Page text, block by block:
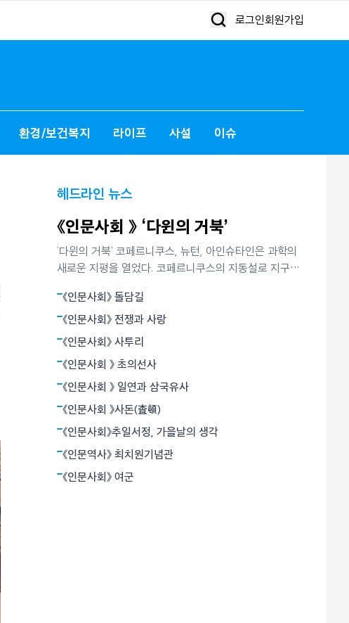
로그인회원가입
환경/보건복지 라이프 사설 이슈
헤드라인 뉴스
《인문사회 》 ‘다윈의 거북’
‘다윈의 거북’ 코페르니쿠스, 뉴턴, 아인슈타인은 과학의
새로운 지평을 열었다. 코페르니쿠스의 지동설로 지구는
사과의 낙하가 모두 만유인력에 의해 빚어지는 현상임을
밝혔다. 뉴턴역학은 하늘과 지상을 함께 아울렀다. 아인
슈타인의 상대성원리는 시간과 공간의 상대성, 휘어진 공
《인문사회》 돌담길
《인문사회》 전쟁과 사랑
《인문사회》 사투리
《인문사회 》 초의선사
《인문사회 》 일연과 삼국유사
《인문사회 》사돈(査頓)
《인문사회》추일서정, 가을날의 생각
《인문역사》 최치원기념관
《인문사회》 여군